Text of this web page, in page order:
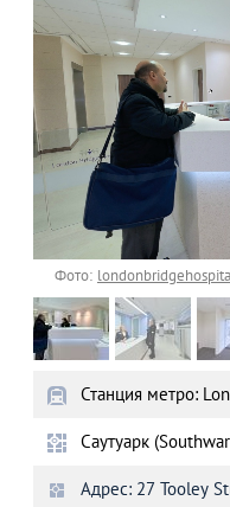
Фото:
Станция метро:
Саутуарк
Адрес: 27 Tooley